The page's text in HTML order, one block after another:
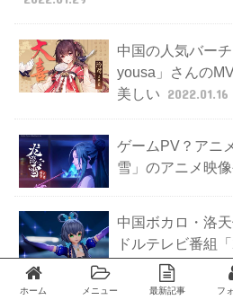
中国の人気バー
yousa」さんの
美しい 2022.01.16
ゲームPV？アニ
雪」のアニメ映
中国ボカロ・洛
ドルテレビ番組
2022.01.10
ホーム メニュー 最新記事 フ
Twitter